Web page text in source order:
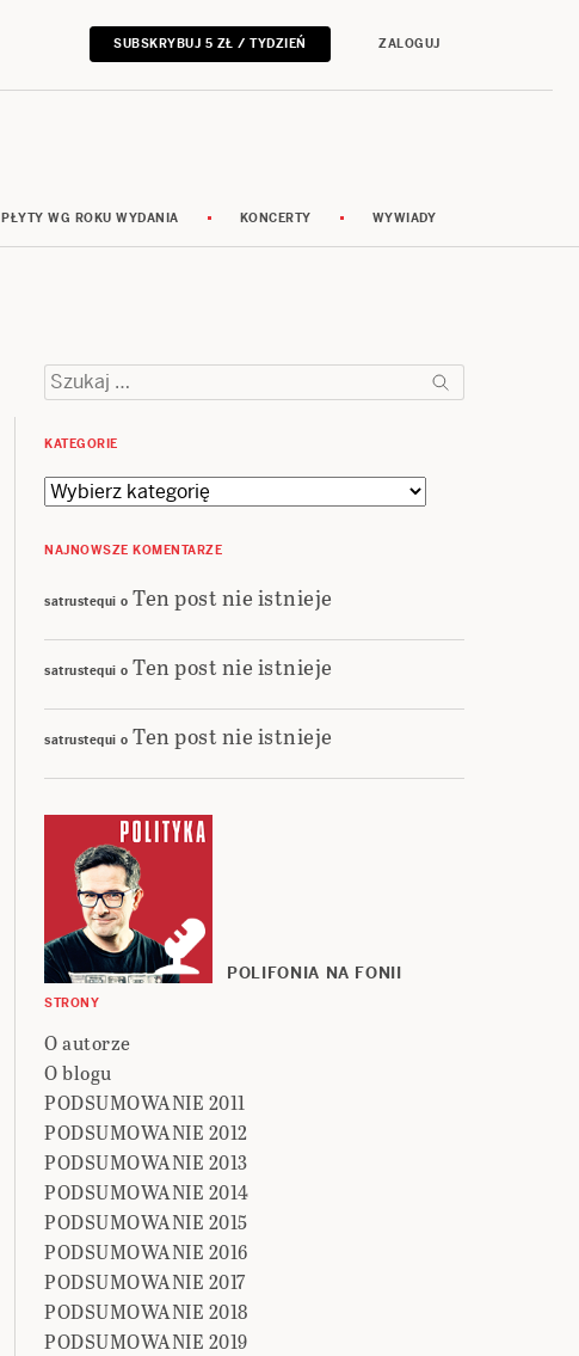
SUBSKRYBUJ 5 ZŁ / TYDZIEŃ ZALOGUJ
PŁYTY WG ROKU WYDANIA KONCERTY WYWIADY
Szukaj:
KATEGORIE
Kategorie
NAJNOWSZE KOMENTARZE
satrustequi o Ten post nie istnieje
satrustequi o Ten post nie istnieje
satrustequi o Ten post nie istnieje
POLIFONIA NA FONII
STRONY
O autorze
O blogu
PODSUMOWANIE 2011
PODSUMOWANIE 2012
PODSUMOWANIE 2013
PODSUMOWANIE 2014
PODSUMOWANIE 2015
PODSUMOWANIE 2016
PODSUMOWANIE 2017
PODSUMOWANIE 2018
PODSUMOWANIE 2019